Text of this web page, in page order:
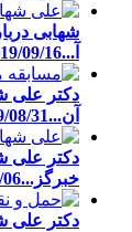
شهابی
آ...09/16 - 16:20
دکتر علی
آن...31 - 12:14
دکتر علی
خبرگز...
دکتر علی